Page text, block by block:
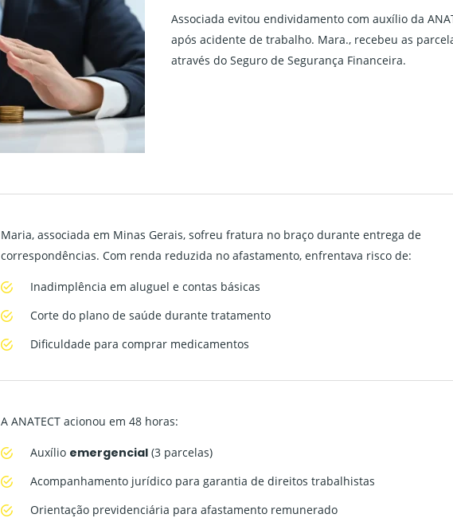
Associada evitou endividamento com auxílio da
após acidente de trabalho. Mara., recebeu as
através do Seguro de Segurança Financeira.
Maria, associada em Minas Gerais, sofreu fratura no braço durante entrega de
correspondências. Com renda reduzida no afastamento, enfrentava risco de:
Inadimplência em aluguel e contas básicas
Corte do plano de saúde durante tratamento
Dificuldade para comprar medicamentos
A ANATECT acionou em 48 horas:
Auxílio emergencial(3 parcelas)
Acompanhamento jurídico para garantia de direitos trabalhistas
Orientação previdenciária para afastamento remunerado